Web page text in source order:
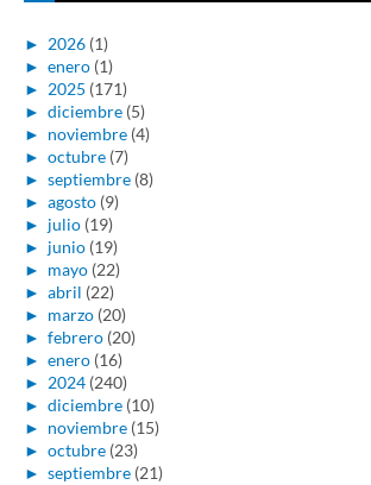
► 2026 (1)
► enero (1)
► 2025 (171)
► diciembre (5)
► noviembre (4)
► octubre (7)
► septiembre (8)
► agosto (9)
► julio (19)
► junio (19)
► mayo (22)
► abril (22)
► marzo (20)
► febrero (20)
► enero (16)
► 2024 (240)
► diciembre (10)
► noviembre (15)
► octubre (23)
► septiembre (21)